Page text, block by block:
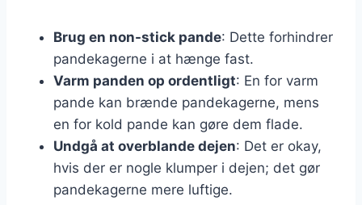
Brug en non-stick pande: Dette forhindrer
pandekagerne i at hænge fast.
Varm panden op ordentligt: En for varm
pande kan brænde pandekagerne, mens
en for kold pande kan gøre dem flade.
Undgå at overblande dejen: Det er okay,
hvis der er nogle klumper i dejen; det gør
pandekagerne mere luftige.